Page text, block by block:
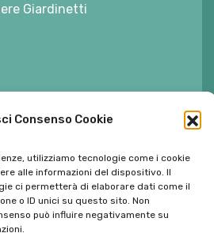
Consenso Cookie
utilizziamo tecnologie come i cookie
alle informazioni del dispositivo. Il
ci permetterà di elaborare dati come il
o ID unici su questo sito. Non
può influire negativamente su
Giardinetti